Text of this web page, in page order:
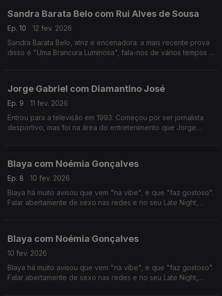
Sandra Barata Belo com Rui Alves de Sousa
Ep. 10
12 fev. 2026
Sandra Barata Belo, atriz e encenadora: a mais recente prova
disso é "Uma Brancura Luminosa", fala-nos de vários tempos e
Jorge Gabriel com Diamantino José
Ep. 9
11 fev. 2026
Entrou para a televisão em 1993. Começou por ser jornalista
desportivo, mas foi na área do entretenimento que Jorge
Blaya com Noémia Gonçalves
Ep. 8
10 fev. 2026
Blaya há muito avisou que vem "na vibe", e que "faz gostoso".
Falar abertamente de sexo nas redes e no seu Late Night,
Blaya com Noémia Gonçalves
10 fev. 2026
Blaya há muito avisou que vem "na vibe", e que "faz gostoso".
Falar abertamente de sexo nas redes e no seu Late Night,